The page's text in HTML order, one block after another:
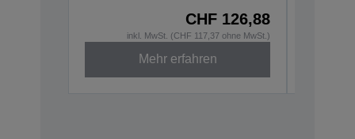
CHF 126,88
inkl. MwSt. (CHF 117,37 ohne MwSt.)
Mehr erfahren